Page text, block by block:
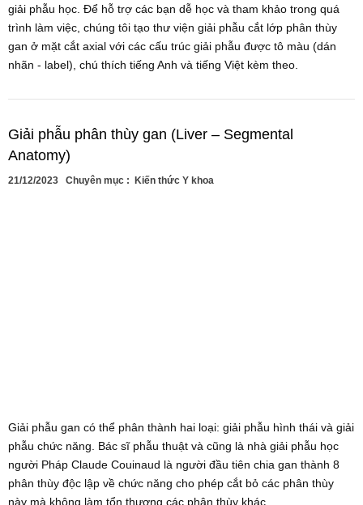
giải phẫu học. Để hỗ trợ các bạn dễ học và tham khảo trong quá
trình làm việc, chúng tôi tạo thư viện giải phẫu cắt lớp phân thùy
gan ở mặt cắt axial với các cấu trúc giải phẫu được tô màu (dán
nhãn - label), chú thích tiếng Anh và tiếng Việt kèm theo.
Giải phẫu phân thùy gan (Liver – Segmental
Anatomy)
21/12/2023 Chuyên mục : Kiến thức Y khoa
Giải phẫu gan có thể phân thành hai loại: giải phẫu hình thái và giải
phẫu chức năng. Bác sĩ phẫu thuật và cũng là nhà giải phẫu học
người Pháp Claude Couinaud là người đầu tiên chia gan thành 8
phân thùy độc lập về chức năng cho phép cắt bỏ các phân thùy
này mà không làm tổn thương các phân thùy khác.